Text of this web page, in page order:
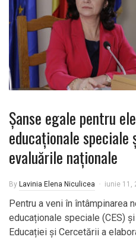
Șanse egale pentru
educaționale
evaluările naționale
By Lavinia Elena Niculicea iunie 11,
Pentru a veni în întâmpinarea
educaționale speciale (CES)
Educației și Cercetării a